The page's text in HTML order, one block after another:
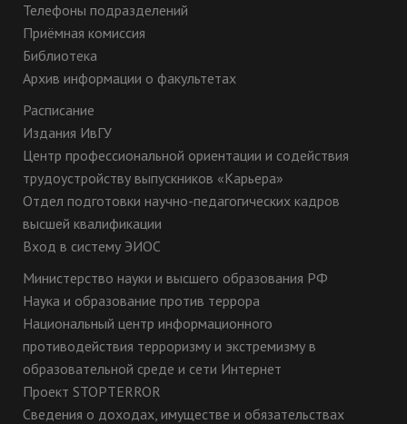
Телефоны подразделений
Приёмная комиссия
Библиотека
Архив информации о факультетах
Расписание
Издания ИвГУ
Центр профессиональной ориентации и содействия
трудоустройству выпускников «Карьера»
Отдел подготовки научно-педагогических кадров
высшей квалификации
Вход в систему ЭИОС
Министерство науки и высшего образования РФ
Наука и образование против террора
Национальный центр информационного
противодействия терроризму и экстремизму в
образовательной среде и сети Интернет
Проект STOPTERROR
Сведения о доходах, имуществе и обязательствах